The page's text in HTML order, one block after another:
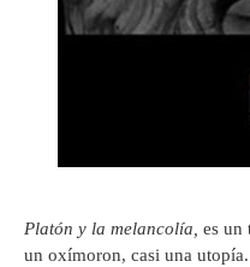
Platón y la melancolía, es un
un oxímoron, casi una